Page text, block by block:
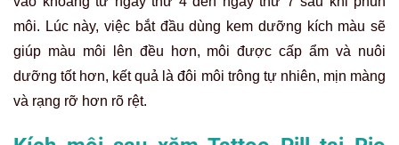
môi. Lúc này, việc bắt đầu dùng kem dưỡng kích màu sẽ
giúp màu môi lên đều hơn, môi được cấp ẩm và nuôi
dưỡng tốt hơn, kết quả là đôi môi trông tự nhiên, mịn màng
và rạng rỡ hơn rõ rệt.